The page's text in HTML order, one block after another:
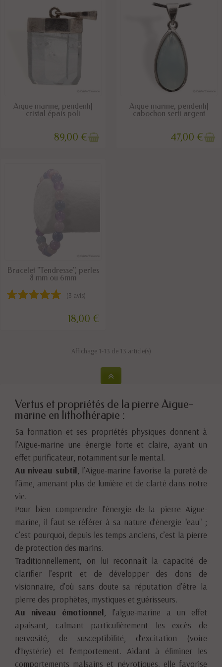
RUPTURE DE STOCK
Aigue marine, pendentif
cristal épais poli
89,00 €
RUPTURE DE STOCK
Aigue marine, pendentif
cabochon serti argent
47,00 €
DISPONIBLE
Bracelet "Tendresse", perles
8 mm ou 6mm
(3 avis)
18,00 €
Affichage 1-13 de 13 article(s)
Vertus et propriétés de la pierre Aigue-
marine en lithothérapie :
Sa formation et ses propriétés physiques donnent à
l’Aigue-marine une énergie forte et claire, ayant un
effet purificateur, notamment sur le mental.
Au niveau subtil , l’Aigue-marine favorise la pureté de
l’âme, amenant plus de lumière et de clarté dans notre
vie.
Pour bien comprendre l’énergie de la pierre Aigue-
marine, il faut se référer à sa nature d’énergie "eau" ;
c’est pourquoi, depuis les temps anciens, c’est la pierre
de protection des marins.
Traditionnellement, on lui reconnaît la capacité de
clarifier l’esprit et de développer des dons de
visionnaire, d’où sans doute sa réputation d’être la
pierre des prophètes, mystiques et guérisseurs.
Au niveau émotionnel , l’aigue-marine a un effet
apaisant, calmant particulièrement les excès de
nervosité, de susceptibilité, d’excitation (voire
d’hystérie) et l’emportement. Aidant à éliminer les
comportements malsains et névrotiques, elle favorise